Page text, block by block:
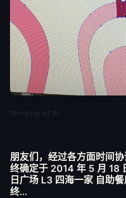
中。
Working w/ AI.
朋友们，经过各方面时间
终确定于 2014 年 5 月 18
日广场 L3 四海一家 自助
终...